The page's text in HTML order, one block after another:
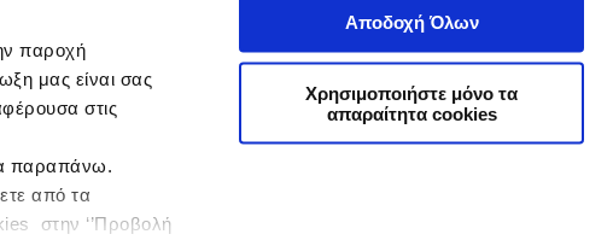
παροχή
μας είναι σας
στις
παραπάνω.
από τα
στην ‘’Προβολή
Αποδοχή Όλων
Χρησιμοποιήστε μόνο τα
απαραίτητα cookies